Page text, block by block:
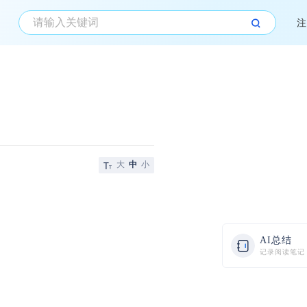
AI总结
记录阅读笔记
大 中 小